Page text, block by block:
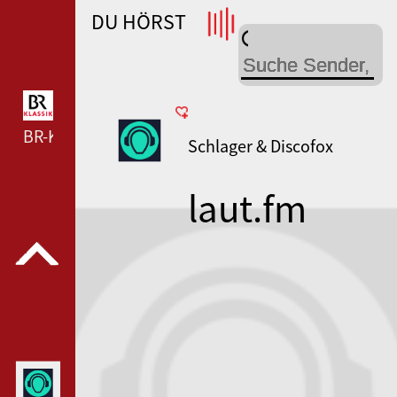
WDR 4 --- WDR 4 ---
BR-KLASSIK --- BR-KLASSIK ---
DU HÖRST
Schlager & Discofox
laut.fm